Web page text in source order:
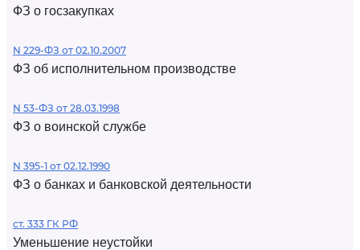
ФЗ о госзакупках
N 229-ФЗ от 02.10.2007
ФЗ об исполнительном производстве
N 53-ФЗ от 28.03.1998
ФЗ о воинской службе
N 395-1 от 02.12.1990
ФЗ о банках и банковской деятельности
ст. 333 ГК РФ
Уменьшение неустойки